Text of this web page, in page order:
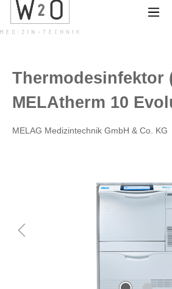
springen
Thermodesinfektor
MELAtherm 10
MELAG Medizintechnik GmbH & Co. KG